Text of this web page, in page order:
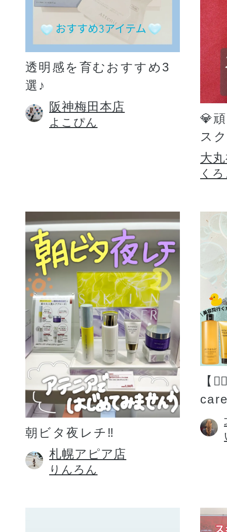
透明感を育むおすすめ3
選♪
阪神梅田本店
よこぴん
💎
ス
大
く
朝ビタ夜レチ‼️
札幌アピア店
りんろん
【